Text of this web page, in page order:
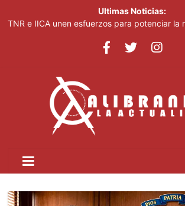
Ultimas Noticias:
TNR e IICA unen esfuerzos para potenciar la
José Antonio Kast anuncia reforma
de Fotoperiodismo y Comunicación Visual
FOTOCOM 2026
COOPNAMA convoca a sus asociados a
Asambleas Distritales y General Ordinaria de
MICM lleva la Ruta Mipymes a San Pedro de